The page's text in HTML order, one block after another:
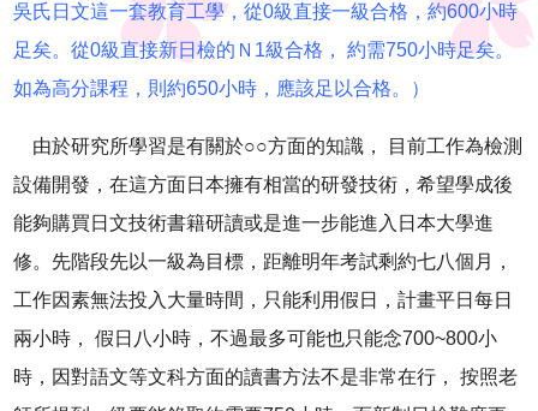
吳氏日文這一套教育工學，從0級直接一級合格，約600小時
足矣。從0級直接新日檢的Ｎ1級合格， 約需750小時足矣。
如為高分課程，則約650小時，應該足以合格。）
由於研究所學習是有關於○○方面的知識， 目前工作為檢測
設備開發，在這方面日本擁有相當的研發技術，希望學成後
能夠購買日文技術書籍研讀或是進一步能進入日本大學進
修。先階段先以一級為目標，距離明年考試剩約七八個月，
工作因素無法投入大量時間，只能利用假日，計畫平日每日
兩小時， 假日八小時，不過最多可能也只能念700~800小
時，因對語文等文科方面的讀書方法不是非常在行， 按照老